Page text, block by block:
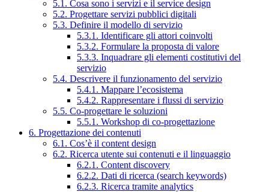
5.1. Cosa sono i servizi e il service design
5.2. Progettare servizi pubblici digitali
5.3. Definire il modello di servizio
5.3.1. Identificare gli attori coinvolti
5.3.2. Formulare la proposta di valore
5.3.3. Inquadrare gli elementi costitutivi del
servizio
5.4. Descrivere il funzionamento del servizio
5.4.1. Mappare l’ecosistema
5.4.2. Rappresentare i flussi di servizio
5.5. Co-progettare le soluzioni
5.5.1. Workshop di co-progettazione
6. Progettazione dei contenuti
6.1. Cos’è il content design
6.2. Ricerca utente sui contenuti e il linguaggio
6.2.1. Content discovery
6.2.2. Dati di ricerca (search keywords)
6.2.3. Ricerca tramite analytics